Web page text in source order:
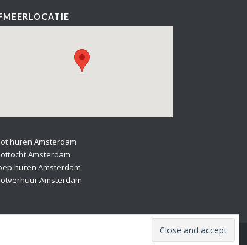
huren Amsterdam
Amsterdam
huren Amsterdam
Amsterdam